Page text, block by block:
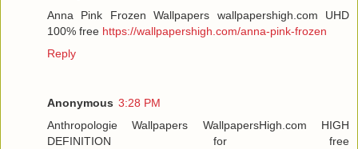
Anna Pink Frozen Wallpapers wallpapershigh.com UHD
100% free https://wallpapershigh.com/anna-pink-frozen
Reply
Anonymous 3:28 PM
Anthropologie Wallpapers WallpapersHigh.com HIGH
DEFINITION for free